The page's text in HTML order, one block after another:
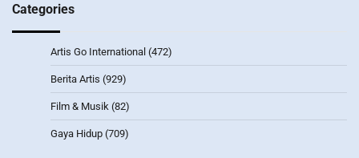
Categories
Artis Go International (472)
Berita Artis (929)
Film & Musik (82)
Gaya Hidup (709)